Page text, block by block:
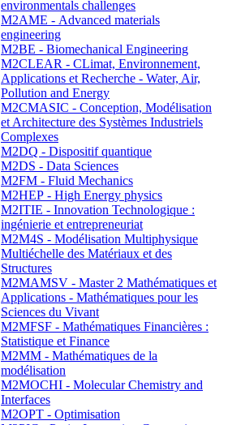
environmentals challenges
M2AME - Advanced materials
engineering
M2BE - Biomechanical Engineering
M2CLEAR - CLimat, Environnement,
Applications et Recherche - Water, Air,
Pollution and Energy
M2CMASIC - Conception, Modélisation
et Architecture des Systèmes Industriels
Complexes
M2DQ - Dispositif quantique
M2DS - Data Sciences
M2FM - Fluid Mechanics
M2HEP - High Energy physics
M2ITIE - Innovation Technologique :
ingénierie et entrepreneuriat
M2M4S - Modélisation Multiphysique
Multiéchelle des Matériaux et des
Structures
M2MAMSV - Master 2 Mathématiques et
Applications - Mathématiques pour les
Sciences du Vivant
M2MFSF - Mathématiques Financières :
Statistique et Finance
M2MM - Mathématiques de la
modélisation
M2MOCHI - Molecular Chemistry and
Interfaces
M2OPT - Optimisation